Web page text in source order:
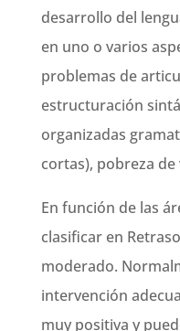
desarrollo del
en uno o varios
problemas de
estructuración
organizadas
cortas), pobreza
En función de las
clasificar en
moderado.
intervención
muy positiva y